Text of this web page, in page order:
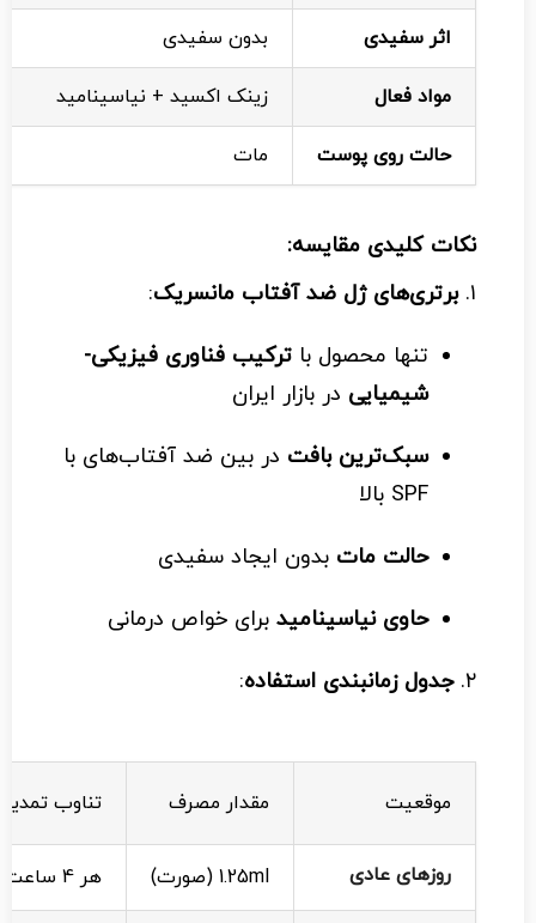
اثر سفیدی بدون سفیدی
مواد فعال زینک اکسید + نیاسینامید
حالت روی پوست مات
نکات کلیدی مقایسه:
۱. برتری‌های ژل ضد آفتاب مانسریک:
تنها محصول با ترکیب فناوری فیزیکی-
شیمیایی در بازار ایران
سبک‌ترین بافت در بین ضد آفتاب‌های با
SPF بالا
حالت مات بدون ایجاد سفیدی
حاوی نیاسینامید برای خواص درمانی
۲. جدول زمانبندی استفاده:
موقعیت مقدار مصرف تناوب تمدید
روزهای عادی 1.25ml (صورت) هر 4 ساعت